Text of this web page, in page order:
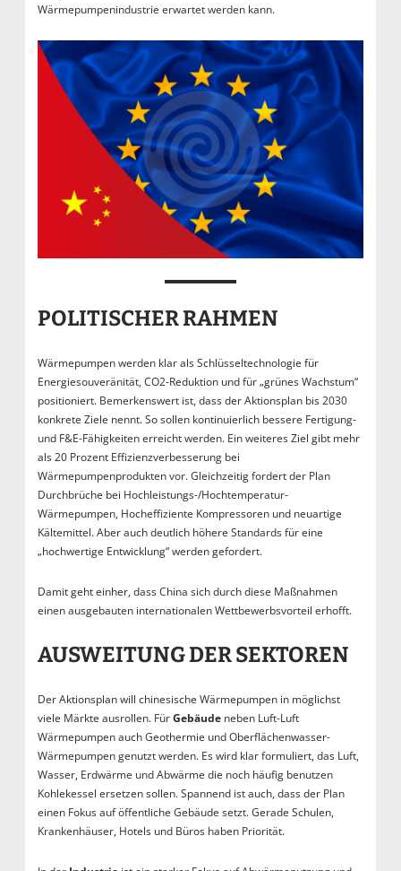
Wärmepumpenindustrie erwartet werden kann.
POLITISCHER RAHMEN
Wärmepumpen werden klar als Schlüsseltechnologie für
Energiesouveränität, CO2-Reduktion und für „grünes Wachstum“
positioniert. Bemerkenswert ist, dass der Aktionsplan bis 2030
konkrete Ziele nennt. So sollen kontinuierlich bessere Fertigung-
und F&E-Fähigkeiten erreicht werden. Ein weiteres Ziel gibt mehr
als 20 Prozent Effizienzverbesserung bei
Wärmepumpenprodukten vor. Gleichzeitig fordert der Plan
Durchbrüche bei Hochleistungs-/Hochtemperatur-
Wärmepumpen, Hocheffiziente Kompressoren und neuartige
Kältemittel. Aber auch deutlich höhere Standards für eine
„hochwertige Entwicklung“ werden gefordert.
Damit geht einher, dass China sich durch diese Maßnahmen
einen ausgebauten internationalen Wettbewerbsvorteil erhofft.
AUSWEITUNG DER SEKTOREN
Der Aktionsplan will chinesische Wärmepumpen in möglichst
viele Märkte ausrollen. FürGebäudeneben Luft-Luft
Wärmepumpen auch Geothermie und Oberflächenwasser-
Wärmepumpen genutzt werden. Es wird klar formuliert, das Luft,
Wasser, Erdwärme und Abwärme die noch häufig benutzen
Kohlekessel ersetzen sollen. Spannend ist auch, dass der Plan
einen Fokus auf öffentliche Gebäude setzt. Gerade Schulen,
Krankenhäuser, Hotels und Büros haben Priorität.